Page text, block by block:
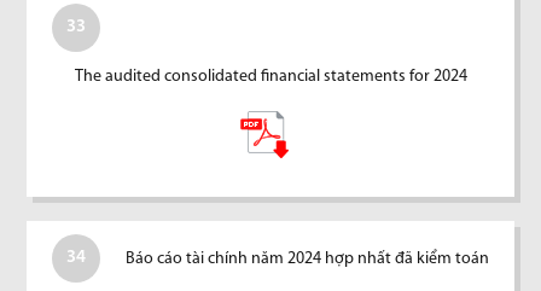
33
The audited consolidated financial statements for 2024
34 Báo cáo tài chính năm 2024 hợp nhất đã kiểm toán